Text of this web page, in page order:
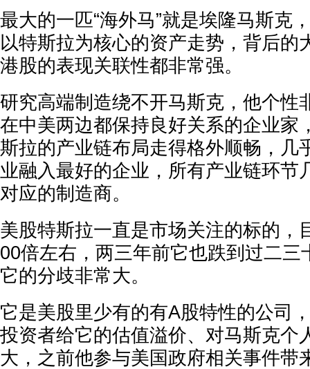
最大的一匹“海外马”就是埃隆马斯克
以特斯拉为核心的资产走势，背后的
港股的表现关联性都非常强。
研究高端制造绕不开马斯克，他个性
在中美两边都保持良好关系的企业家
斯拉的产业链布局走得格外顺畅，几
业融入最好的企业，所有产业链环节
对应的制造商。
美股特斯拉一直是市场关注的标的，
00倍左右，两三年前它也跌到过二三
它的分歧非常大。
它是美股里少有的有A股特性的公司
投资者给它的估值溢价、对马斯克个
大，之前他参与美国政府相关事件带